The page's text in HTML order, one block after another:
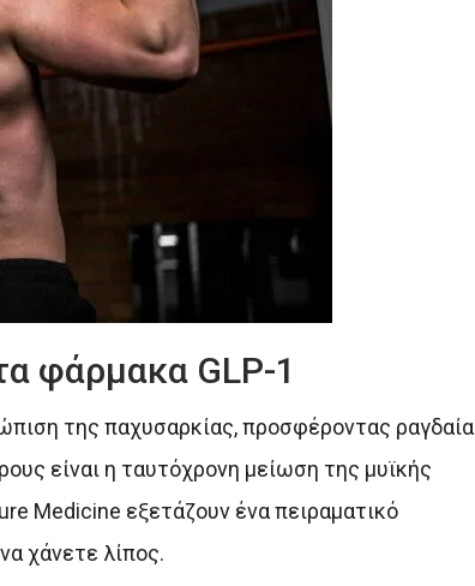
φάρμακα GLP-1
της παχυσαρκίας, προσφέροντας ραγδαία
είναι η ταυτόχρονη μείωση της μυϊκής
Medicine εξετάζουν ένα πειραματικό
χάνετε λίπος.